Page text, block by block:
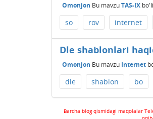
Omonjon Bu mavzuTAS-IX
so rov internet
Dle shablonlari
Omonjon Bu mavzu Internet
dle shablon bo
Barcha blog qismidagi maqolalar